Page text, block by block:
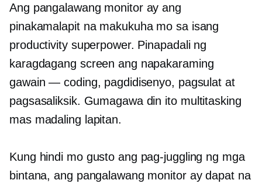
Ang pangalawang monitor ay ang
pinakamalapit na makukuha mo sa isang
productivity superpower. Pinapadali ng
karagdagang screen ang napakaraming
gawain — coding, pagdidisenyo, pagsulat at
pagsasaliksik. Gumagawa din ito multitasking
mas madaling lapitan.
Kung hindi mo gusto ang pag-juggling ng mga
bintana, ang pangalawang monitor ay dapat na